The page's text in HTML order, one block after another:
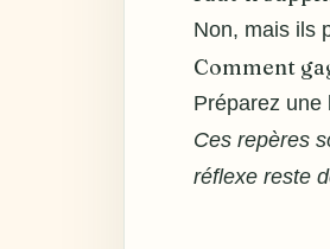
Non, mais ils
Comment
Préparez une
Ces repères
réflexe reste